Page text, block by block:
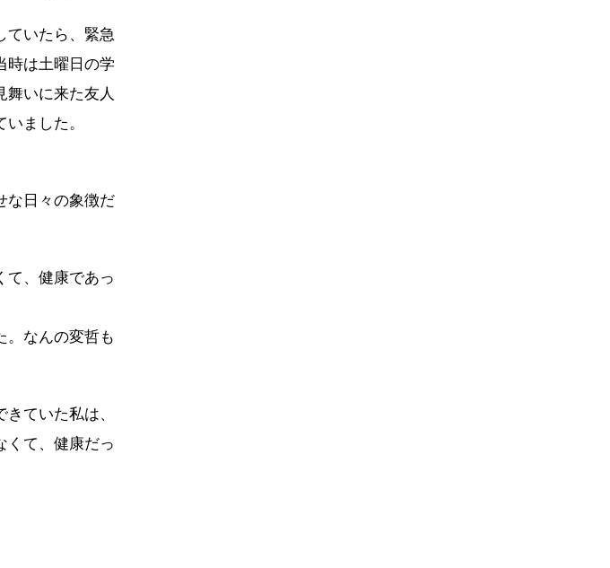
ていたら、緊急
時は土曜日の学
舞いに来た友人
ました。
な日々の象徴だ
て、健康であっ
。なんの変哲も
ていた私は、
くて、健康だっ